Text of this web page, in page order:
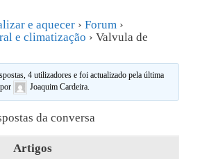
e aquecer › Forum ›
e climatização › Valvula de
4 utilizadores e foi actualizado pela última
por Joaquim Cardeira
da conversa
Artigos